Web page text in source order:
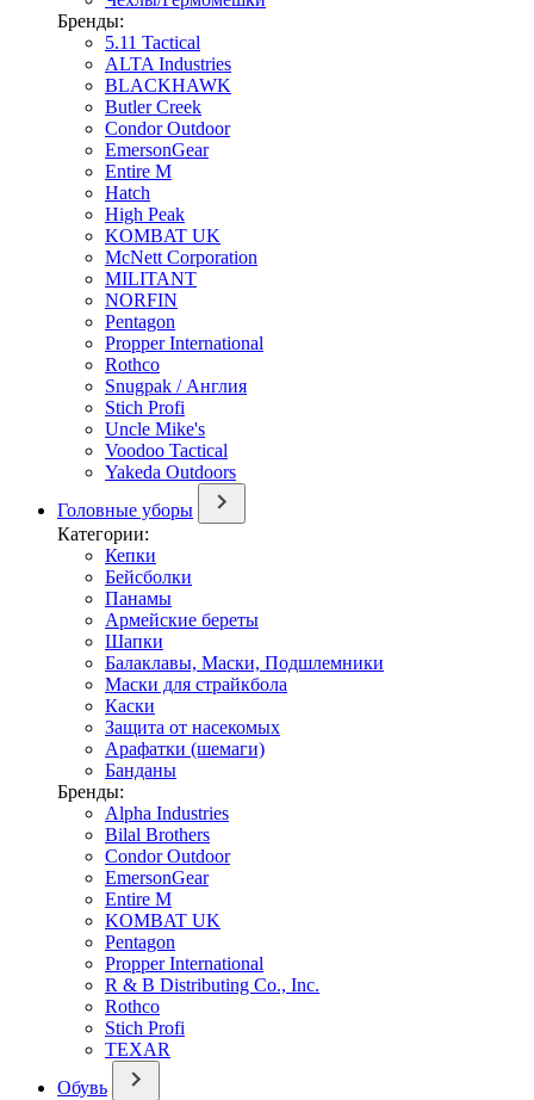
Бренды:
5.11 Tactical
ALTA Industries
BLACKHAWK
Butler Creek
Condor Outdoor
EmersonGear
Entire M
Hatch
High Peak
KOMBAT UK
McNett Corporation
MILITANT
NORFIN
Pentagon
Propper International
Rothco
Snugpak / Англия
Stich Profi
Uncle Mike's
Voodoo Tactical
Yakeda Outdoors
Головные уборы
Категории:
Кепки
Бейсболки
Панамы
Армейские береты
Шапки
Балаклавы, Маски, Подшлемники
Маски для страйкбола
Каски
Защита от насекомых
Арафатки (шемаги)
Банданы
Бренды:
Alpha Industries
Bilal Brothers
Condor Outdoor
EmersonGear
Entire M
KOMBAT UK
Pentagon
Propper International
R & B Distributing Co., Inc.
Rothco
Stich Profi
TEXAR
Обувь